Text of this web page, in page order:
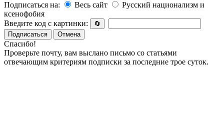
Подписаться на:
Весь сайт
Русский национализм и
ксенофобия
Введите код с картинки:
🔄
Подписаться
Отмена
Спасибо!
Проверьте почту, вам выслано письмо со статьями
отвечающим критериям подписки за последние трое суток.